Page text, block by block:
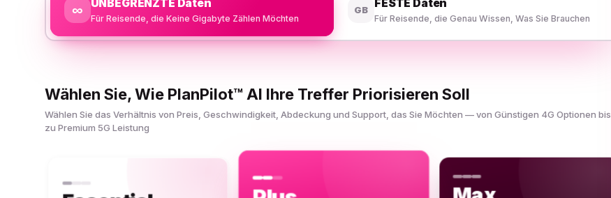
∞ UNBEGRENZTE Daten
Für Reisende, die Keine Gigabyte Zählen Möchten
GB FESTE Daten
Für Reisende, die Genau Wissen, Was Sie Brauchen
Wählen Sie, Wie PlanPilot™ AI Ihre Treffer Priorisieren Soll
Wählen Sie das Verhältnis von Preis, Geschwindigkeit, Abdeckung und Support, das Sie Möchten — von Günstigen 4G Optionen bis
zu Premium 5G Leistung